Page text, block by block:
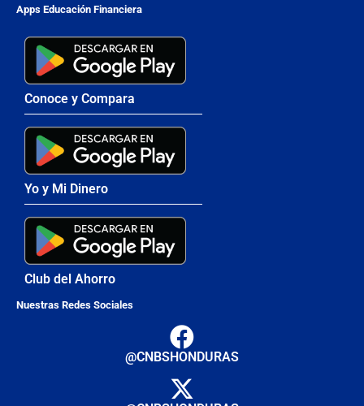
Apps Educación Financiera
Conoce y Compara
Yo y Mi Dinero
Club del Ahorro
Nuestras Redes Sociales
@CNBSHONDURAS